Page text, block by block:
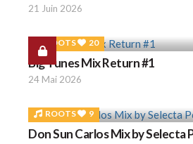
21 Juin 2026
ROOTS 20
Big Tunes Mix Return #1
24 Mai 2026
ROOTS 9
Don Sun Carlos Mix by Selecta